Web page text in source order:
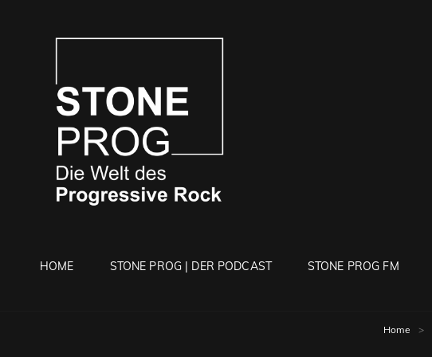
HOME STONE PROG | DER PODCAST STONE PROG FM
Home >